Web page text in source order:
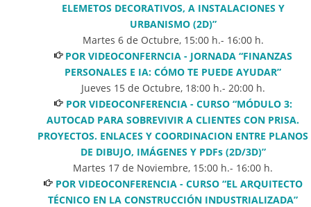
ELEMETOS DECORATIVOS, A INSTALACIONES Y
URBANISMO (2D)”
Martes 6 de Octubre, 15:00h.- 16:00h.
POR VIDEOCONFERNCIA - JORNADA “FINANZAS
PERSONALES E IA: CÓMO TE PUEDE AYUDAR”
Jueves 15 de Octubre, 18:00h.- 20:00h.
POR VIDEOCONFERENCIA - CURSO “MÓDULO 3:
AUTOCAD PARA SOBREVIVIR A CLIENTES CON PRISA.
PROYECTOS. ENLACES Y COORDINACION ENTRE PLANOS
DE DIBUJO, IMÁGENES Y PDFs (2D/3D)”
Martes 17 de Noviembre, 15:00 h.- 16:00 h.
POR VIDEOCONFERENCIA - CURSO “EL ARQUITECTO
TÉCNICO EN LA CONSTRUCCIÓN INDUSTRIALIZADA”